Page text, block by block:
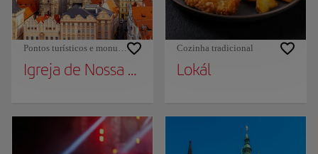
Pontos turísticos e monumentos
Igreja de Nossa Senhora do Týn
Cozinha tradicional
Lokál